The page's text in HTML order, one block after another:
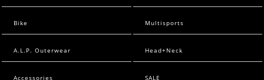
Men T-Shirts
Women
Women Sweats
Bike Multisports
A.L.P. Outerwear Head+Neck
Accessories SALE